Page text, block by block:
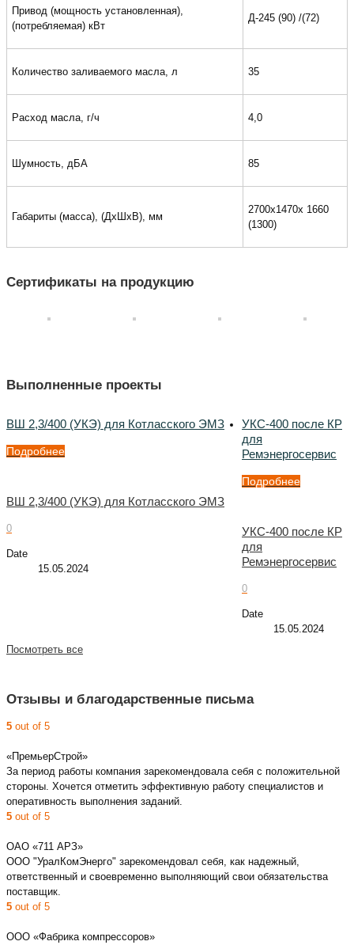
Привод (мощность установленная),
(потребляемая) кВт
Д-245 (90) /(72)
Количество заливаемого масла, л 35
Расход масла, г/ч 4,0
Шумность, дБА 85
Габариты (масса), (ДхШхВ), мм
2700х1470х 1660
(1300)
Сертификаты на продукцию
Выполненные проекты
ВШ 2,3/400 (УКЭ) для Котласского ЭМЗ
Подробнее
ВШ 2,3/400 (УКЭ) для Котласского ЭМЗ
0
Date
15.05.2024
УКС-400 после КР
для
Ремэнергосервис
Подробнее
УКС-400 после КР
для
Ремэнергосервис
0
Date
15.05.2024
Посмотреть все
Отзывы и благодарственные письма
5 out of 5
«ПремьерСтрой»
За период работы компания зарекомендовала себя с положительной
стороны. Хочется отметить эффективную работу специалистов и
оперативность выполнения заданий.
5 out of 5
ОАО «711 АРЗ»
ООО "УралКомЭнерго" зарекомендовал себя, как надежный,
ответственный и своевременно выполняющий свои обязательства
поставщик.
5 out of 5
ООО «Фабрика компрессоров»